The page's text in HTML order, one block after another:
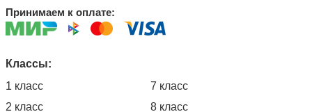
Принимаем к оплате:
Классы:
1 класс
2 класс
7 класс
8 класс